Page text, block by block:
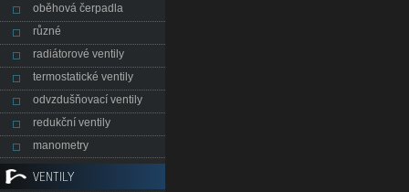
oběhová čerpadla
různé
radiátorové ventily
termostatické ventily
odvzdušňovací ventily
redukční ventily
manometry
VENTILY